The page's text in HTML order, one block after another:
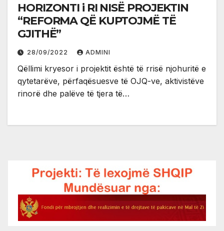
HORIZONTI i RI NISË PROJEKTIN
“REFORMA QË KUPTOJMË TË
GJITHË”
28/09/2022 ADMINI
Qëllimi kryesor i projektit është të rrisë njohuritë e
qytetarëve, përfaqësuesve të OJQ-ve, aktivistëve
rinorë dhe palëve të tjera të…